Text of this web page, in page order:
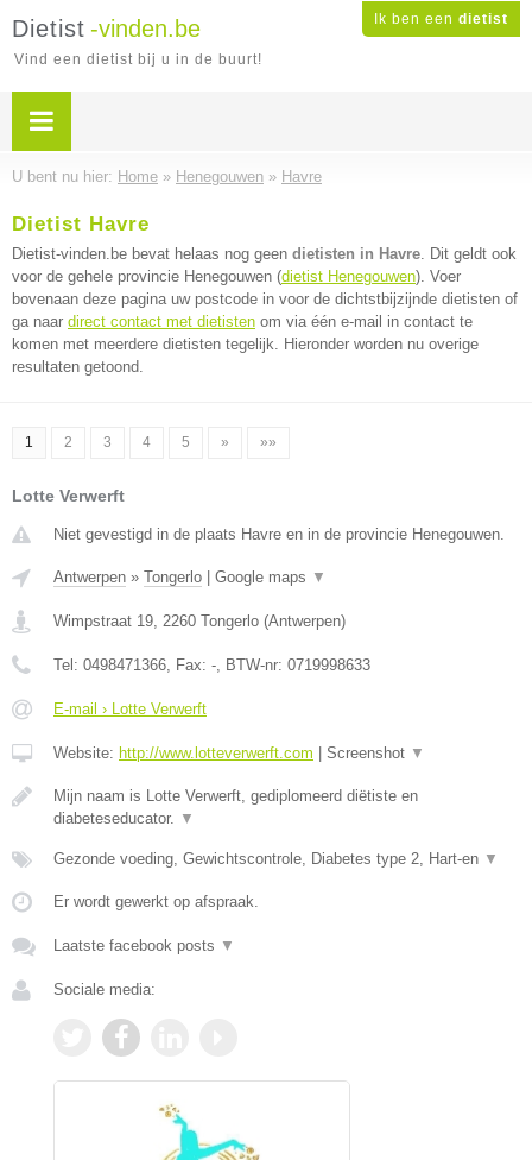
Ik ben een dietist
Dietist -vinden.be
Vind een dietist bij u in de buurt!
U bent nu hier: Home » Henegouwen » Havre
Dietist Havre
Dietist-vinden.be bevat helaas nog geen dietisten in Havre. Dit geldt ook
voor de gehele provincie Henegouwen (dietist Henegouwen). Voer
bovenaan deze pagina uw postcode in voor de dichtstbijzijnde dietisten of
ga naar direct contact met dietisten om via één e-mail in contact te
komen met meerdere dietisten tegelijk. Hieronder worden nu overige
resultaten getoond.
1 2 3 4 5 » »»
Lotte Verwerft
Niet gevestigd in de plaats Havre en in de provincie Henegouwen.
Antwerpen » Tongerlo Google maps ▼
Wimpstraat 19, 2260 Tongerlo (Antwerpen)
Tel: 0498471366, Fax: -, BTW-nr: 0719998633
E-mail › Lotte Verwerft
Website: http://www.lotteverwerft.com Screenshot ▼
Mijn naam is Lotte Verwerft, gediplomeerd diëtiste en
diabeteseducator. ▼
Gezonde voeding, Gewichtscontrole, Diabetes type 2, Hart-en ▼
Er wordt gewerkt op afspraak.
Laatste facebook posts ▼
Sociale media: